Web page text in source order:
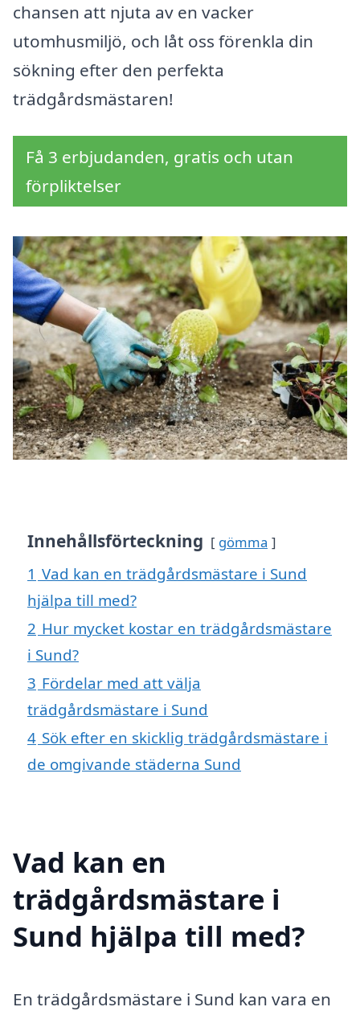
chansen att njuta av en vacker
utomhusmiljö, och låt oss förenkla din
sökning efter den perfekta
trädgårdsmästaren!
Få 3 erbjudanden, gratis och utan
förpliktelser
Innehållsförteckning gömma
1 Vad kan en trädgårdsmästare i Sund
hjälpa till med?
2 Hur mycket kostar en trädgårdsmästare
i Sund?
3 Fördelar med att välja
trädgårdsmästare i Sund
4 Sök efter en skicklig trädgårdsmästare i
de omgivande städerna Sund
Vad kan en
trädgårdsmästare i
Sund hjälpa till med?
En trädgårdsmästare i Sund kan vara en